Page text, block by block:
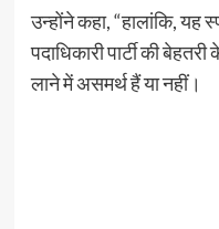
उन्होंने कहा, “हालांकि, यह
पदाधिकारी पार्टी की
लाने में असमर्थ हैं या नहीं।